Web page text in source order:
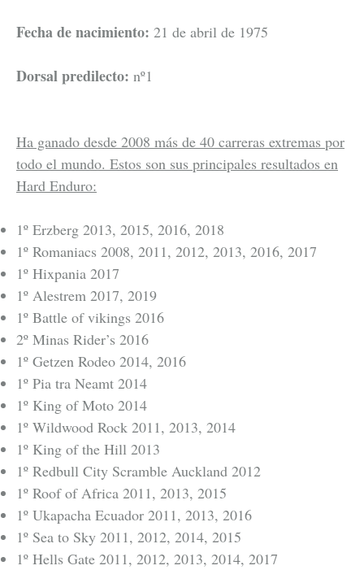
Fecha de nacimiento: 21 de abril de 1975
Dorsal predilecto: nº1
Ha ganado desde 2008 más de 40 carreras extremas por
todo el mundo. Estos son sus principales resultados en
Hard Enduro:
1º Erzberg 2013, 2015, 2016, 2018
1º Romaniacs 2008, 2011, 2012, 2013, 2016, 2017
1º Hixpania 2017
1º Alestrem 2017, 2019
1º Battle of vikings 2016
2º Minas Rider’s 2016
1º Getzen Rodeo 2014, 2016
1º Pia tra Neamt 2014
1º King of Moto 2014
1º Wildwood Rock 2011, 2013, 2014
1º King of the Hill 2013
1º Redbull City Scramble Auckland 2012
1º Roof of Africa 2011, 2013, 2015
1º Ukapacha Ecuador 2011, 2013, 2016
1º Sea to Sky 2011, 2012, 2014, 2015
1º Hells Gate 2011, 2012, 2013, 2014, 2017